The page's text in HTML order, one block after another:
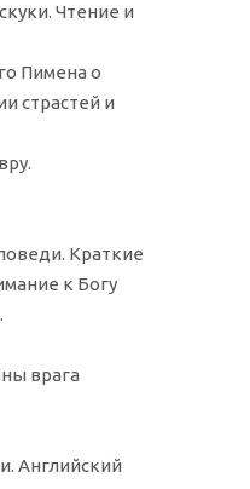
Чтение и
Пимена о
страстей и
Краткие
к Богу
врага
Английский